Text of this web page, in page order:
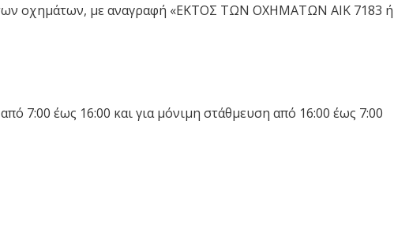
οχημάτων, με αναγραφή «ΕΚΤΟΣ ΤΩΝ ΟΧΗΜΑΤΩΝ ΑΙΚ 7183 ή
7:00 έως 16:00 και για μόνιμη στάθμευση από 16:00 έως 7:00